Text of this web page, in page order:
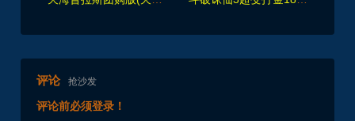
评论 抢沙发
评论前必须登录！